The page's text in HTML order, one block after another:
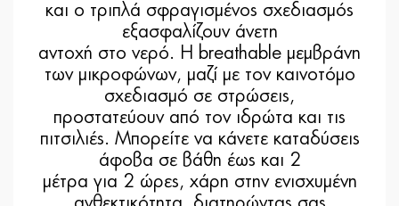
και ο τριπλά σφραγισμένος σχεδιασμός
εξασφαλίζουν άνετη
αντοχή στο νερό. Η breathable μεμβράνη
των μικροφώνων, μαζί με τον καινοτόμο
σχεδιασμό σε στρώσεις,
προστατεύουν από τον ιδρώτα και τις
πιτσιλιές. Μπορείτε να κάνετε καταδύσεις
άφοβα σε βάθη έως και 2
μέτρα για 2 ώρες, χάρη στην ενισχυμένη